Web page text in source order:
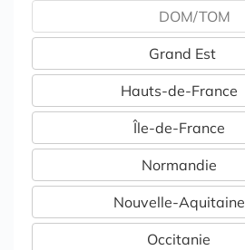
DOM/TOM
Grand Est
Hauts-de-France
Île-de-France
Normandie
Nouvelle-Aquitaine
Occitanie